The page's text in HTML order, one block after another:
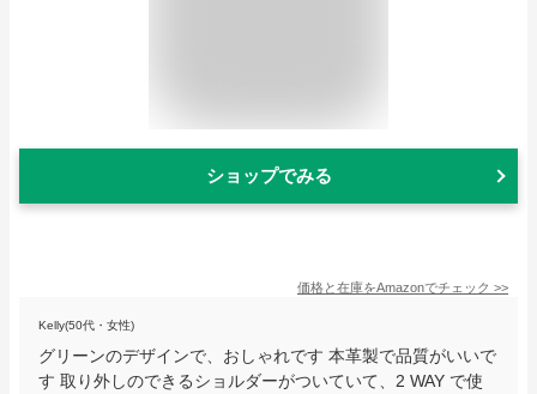
ショップでみる
価格と在庫をAmazonでチェック >>
Kelly(50代・女性)
グリーンのデザインで、おしゃれです 本革製で品質がいいで
す 取り外しのできるショルダーがついていて、2 WAY で使